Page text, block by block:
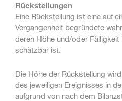
Rückstellungen
Eine Rückstellung ist eine auf
Vergangenheit begründete
deren Höhe und/oder
schätzbar ist.
Die Höhe der Rückstellung
des jeweiligen Ereignisses in
aufgrund von nach dem